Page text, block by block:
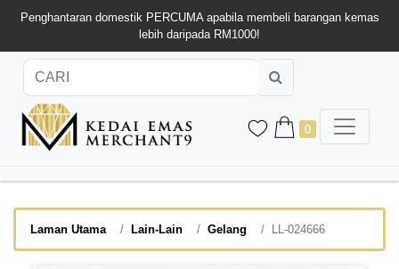
Penghantaran domestik PERCUMA apabila membeli barangan kemas
lebih daripada RM1000!
0
Laman Utama Lain-Lain Gelang LL-024666